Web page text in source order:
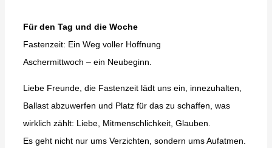
Für den Tag und die Woche
Fastenzeit: Ein Weg voller Hoffnung
Aschermittwoch – ein Neubeginn.
Liebe Freunde, die Fastenzeit lädt uns ein, innezuhalten,
Ballast abzuwerfen und Platz für das zu schaffen, was
wirklich zählt: Liebe, Mitmenschlichkeit, Glauben.
Es geht nicht nur ums Verzichten, sondern ums Aufatmen.